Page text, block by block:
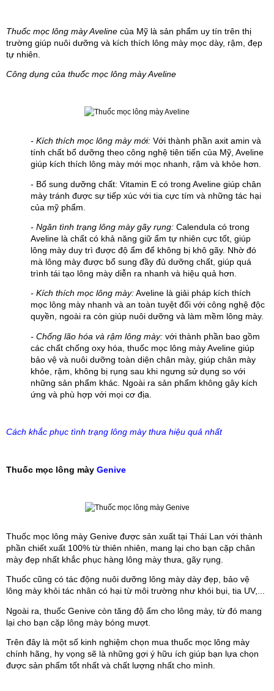
Thuốc mọc lông mày Aveline của Mỹ là sản phẩm uy tín trên thị
trường giúp nuôi dưỡng và kích thích lông mày mọc dày, rậm, đẹp
tự nhiên.
Công dụng của thuốc mọc lông mày Aveline
- Kích thích mọc lông mày mới: Với thành phần axit amin và
tính chất bổ dưỡng theo công nghệ tiên tiến của Mỹ, Aveline
giúp kích thích lông mày mới mọc nhanh, rậm và khỏe hơn.
- Bổ sung dưỡng chất: Vitamin E có trong Aveline giúp chân
mày tránh được sự tiếp xúc với tia cực tím và những tác hại
của mỹ phẩm.
- Ngăn tình trạng lông mày gãy rụng: Calendula có trong
Aveline là chất có khả năng giữ ẩm tự nhiên cực tốt, giúp
lông mày duy trì được độ ẩm để không bị khô gãy. Nhờ đó
mà lông mày được bổ sung đầy đủ dưỡng chất, giúp quá
trình tái tạo lông mày diễn ra nhanh và hiệu quả hơn.
- Kích thích mọc lông mày: Aveline là giải pháp kích thích
mọc lông mày nhanh và an toàn tuyệt đối với công nghệ độc
quyền, ngoài ra còn giúp nuôi dưỡng và làm mềm lông mày.
- Chống lão hóa và rậm lông mày: với thành phần bao gồm
các chất chống oxy hóa, thuốc mọc lông mày Aveline giúp
bảo vệ và nuôi dưỡng toàn diện chân mày, giúp chân mày
khỏe, rậm, không bị rụng sau khi ngưng sử dụng so với
những sản phẩm khác. Ngoài ra sản phẩm không gây kích
ứng và phù hợp với mọi cơ địa.
Cách khắc phục tình trạng lông mày thưa hiệu quả nhất
Thuốc mọc lông mày Genive
Thuốc mọc lông mày Genive được sản xuất tại Thái Lan với thành
phần chiết xuất 100% từ thiên nhiên, mang lại cho bạn cặp chân
mày đẹp nhất khắc phục hàng lông mày thưa, gãy rụng.
Thuốc cũng có tác động nuôi dưỡng lông mày dày đẹp, bảo vệ
lông mày khỏi tác nhân có hại từ môi trường như khói bụi, tia UV,...
Ngoài ra, thuốc Genive còn tăng độ ẩm cho lông mày, từ đó mang
lại cho bạn cặp lông mày bóng mượt.
Trên đây là một số kinh nghiệm chọn mua thuốc mọc lông mày
chính hãng, hy vọng sẽ là những gợi ý hữu ích giúp bạn lựa chọn
được sản phẩm tốt nhất và chất lượng nhất cho mình.